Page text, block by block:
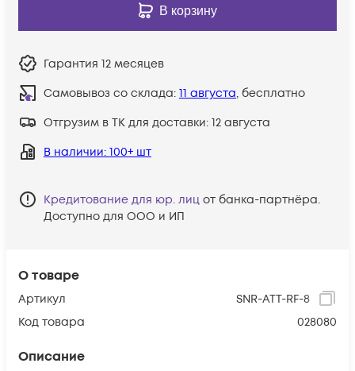
О товаре
Артикул
SNR-ATT-RF-8
Код товара
028080
Описание
В корзину
Гарантия 12 месяцев
Самовывоз со склада: 11 августа, бесплатно
Отгрузим в ТК для доставки: 12 августа
В наличии: 100+ шт
Кредитование для юр. лиц от банка-партнёра.
Доступно для ООО и ИП